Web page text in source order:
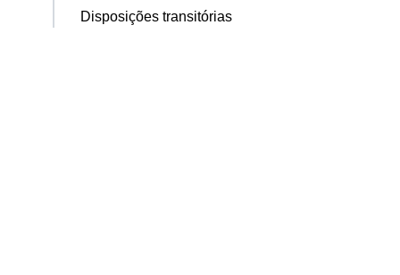
Disposições transitórias